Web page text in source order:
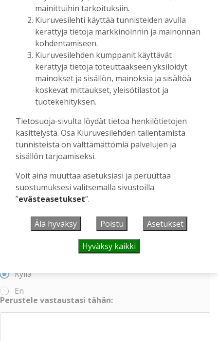
automaatti
Tilaajille
Hanna Soini
5.6.202614:04
UUTISET,YRITTÄJYYS
Kiuruvetinen yritys myi
liiketoimintaansa: “Kauppa
varmistaa vuosikymmenten aikana
kertyneen suomalaisen
hydrauliikkaosaamisen säilymisen
ja jatkuvuuden”
Tilaajille
Hanna Soini
4.6.202615:48
VIIKON KYSYMYS
Kyllä
En
Perustele vastaustasi tähän:
mainittuihin tarkoituksiin.
Kiuruvesilehti käyttää tunnisteiden avulla
kerättyjä tietoja markkinoinnin ja mainonnan
kohdentamiseen.
Kiuruvesilehden kumppanit käyttävät
kerättyjä tietoja toteuttaakseen yksilöidyt
mainokset ja sisällön, mainoksia ja sisältöä
koskevat mittaukset, yleisötilastot ja
tuotekehityksen.
Tietosuoja-sivulta löydät tietoa henkilötietojen
käsittelystä. Osa Kiuruvesilehden tallentamista
tunnisteista on välttämättömiä palvelujen ja
sisällön tarjoamiseksi.
Voit aina muuttaa asetuksiasi ja peruuttaa
suostumuksesi valitsemalla sivustoilla
”evästeasetukset”.
Älä hyväksy Poistu Asetukset
Hyväksy kaikki